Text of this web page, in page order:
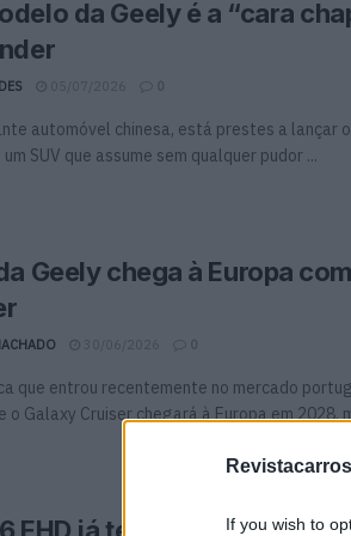
If you wish to
da Geely é a “cara
05/07/2026 0
automóvel chinesa, está prestes a lançar
SUV que assume sem qualquer pudor ...
Geely chega à Europa
0
que entrou recentemente no mercado
o Galaxy Cruiser chegará à Europa em 2028,